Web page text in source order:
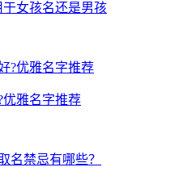
女孩名还是男孩
雅名字推荐